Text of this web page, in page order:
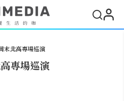
末北高專場巡演
專場巡演